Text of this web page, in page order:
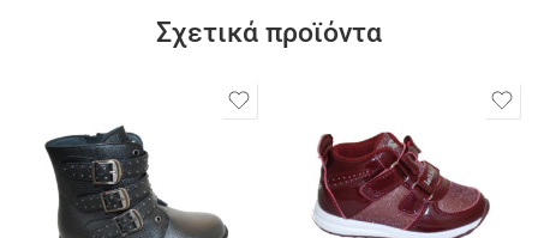
Σχετικά προϊόντα